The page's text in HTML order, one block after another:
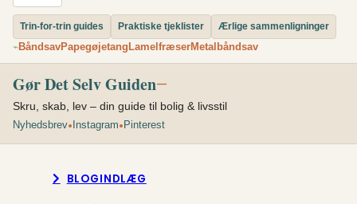
Trin-for-trin guides Praktiske tjeklister
Ærlige sammenligninger
⌁BåndsavPapegøjetang LamelfræserMetalbåndsav
Gør Det Selv Guiden—
Skru, skab, lev – din guide til bolig & livsstil
Nyhedsbrev• Instagram• Pinterest
BLOGINDLÆG